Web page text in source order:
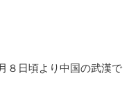
８日頃より中国の武漢で